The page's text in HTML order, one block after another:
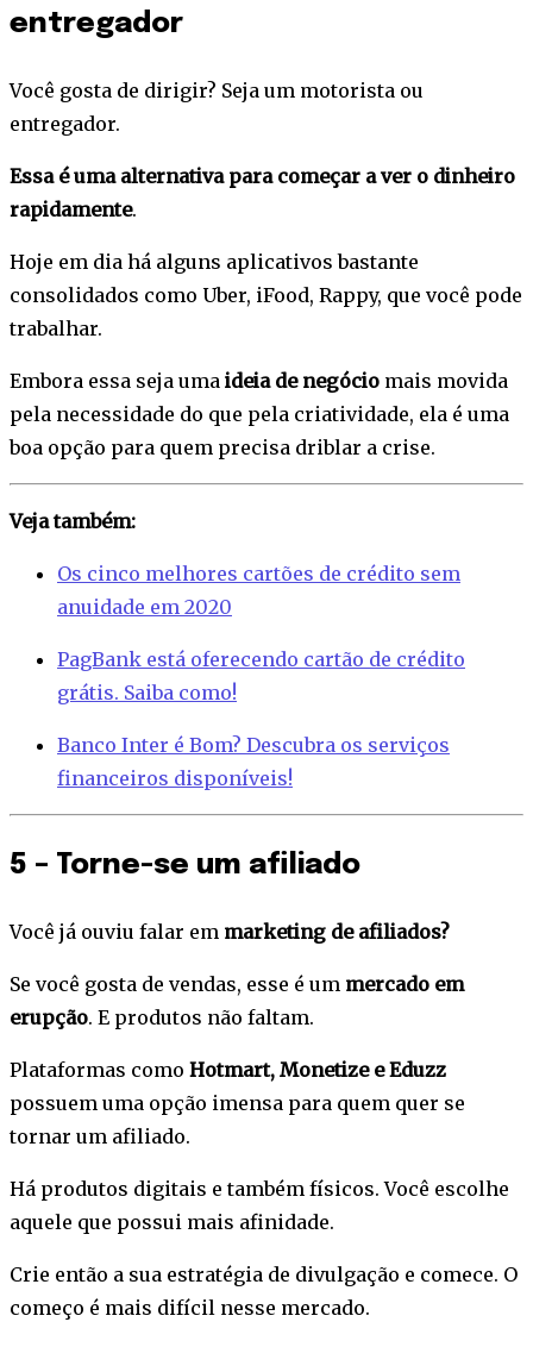
entregador
Você gosta de dirigir? Seja um motorista ou
entregador.
Essa é uma alternativa para começar a ver o dinheiro
rapidamente.
Hoje em dia há alguns aplicativos bastante
consolidados como Uber, iFood, Rappy, que você pode
trabalhar.
Embora essa seja uma ideia de negócio mais movida
pela necessidade do que pela criatividade, ela é uma
boa opção para quem precisa driblar a crise.
Veja também:
Os cinco melhores cartões de crédito sem
anuidade em 2020
PagBank está oferecendo cartão de crédito
grátis. Saiba como!
Banco Inter é Bom? Descubra os serviços
financeiros disponíveis!
5 – Torne-se um afiliado
Você já ouviu falar em marketing de afiliados?
Se você gosta de vendas, esse é um mercado em
erupção. E produtos não faltam.
Plataformas como Hotmart, Monetize e Eduzz
possuem uma opção imensa para quem quer se
tornar um afiliado.
Há produtos digitais e também físicos. Você escolhe
aquele que possui mais afinidade.
Crie então a sua estratégia de divulgação e comece. O
começo é mais difícil nesse mercado.